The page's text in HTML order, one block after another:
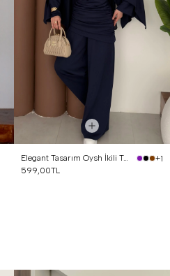
Elegant Tasarım Oysh İkili Takım Lacivert
+1
599,00TL